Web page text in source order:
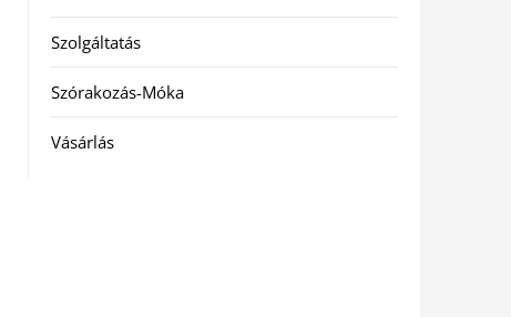
Szolgáltatás
Szórakozás-Móka
Vásárlás